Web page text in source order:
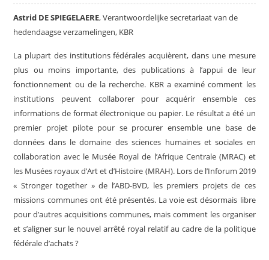
Astrid DE SPIEGELAERE, Verantwoordelijke secretariaat van de
hedendaagse verzamelingen, KBR
La plupart des institutions fédérales acquièrent, dans une mesure
plus ou moins importante, des publications à l’appui de leur
fonctionnement ou de la recherche. KBR a examiné comment les
institutions peuvent collaborer pour acquérir ensemble ces
informations de format électronique ou papier. Le résultat a été un
premier projet pilote pour se procurer ensemble une base de
données dans le domaine des sciences humaines et sociales en
collaboration avec le Musée Royal de l’Afrique Centrale (MRAC) et
les Musées royaux d’Art et d’Histoire (MRAH). Lors de l’Inforum 2019
« Stronger together » de l’ABD-BVD, les premiers projets de ces
missions communes ont été présentés. La voie est désormais libre
pour d’autres acquisitions communes, mais comment les organiser
et s’aligner sur le nouvel arrêté royal relatif au cadre de la politique
fédérale d’achats ?